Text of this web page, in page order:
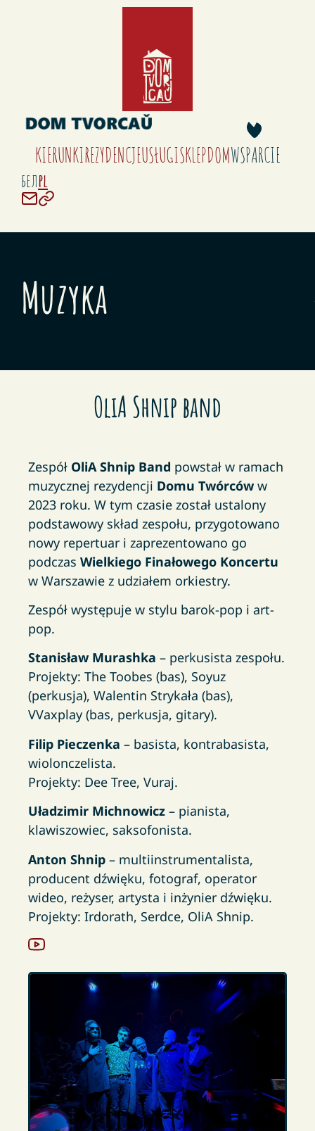
KIERUNKIREZYDENCJEUSŁUGISKLEPDOMWSPARCIE
белpl
Muzyka
OliA Shnip band
Zespół OliA Shnip Band powstał w ramach
muzycznej rezydencji Domu Twórcóww
2023 roku. W tym czasie został ustalony
podstawowy skład zespołu, przygotowano
nowy repertuar i zaprezentowano go
podczas Wielkiego Finałowego Koncertu
w Warszawie z udziałem orkiestry.
Zespół występuje w stylu barok-pop i art-
pop.
Stanisław Murashka – perkusista zespołu.
Projekty: The Toobes (bas), Soyuz
(perkusja), Walentin Strykała (bas),
VVaxplay (bas, perkusja, gitary).
Filip Pieczenka – basista, kontrabasista,
wiolonczelista.
Projekty: Dee Tree, Vuraj.
Uładzimir Michnowicz – pianista,
klawiszowiec, saksofonista.
Anton Shnip – multiinstrumentalista,
producent dźwięku, fotograf, operator
wideo, reżyser, artysta i inżynier dźwięku.
Projekty: Irdorath, Serdce, OliA Shnip.